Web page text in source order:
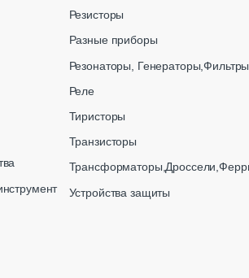
Резисторы
Разные приборы
Резонаторы, Генераторы,Фильтры
Реле
Тиристоры
Транзисторы
Устройства защиты